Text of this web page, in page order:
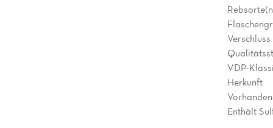
Verschluss
VDP-
Herkunft
Enthält